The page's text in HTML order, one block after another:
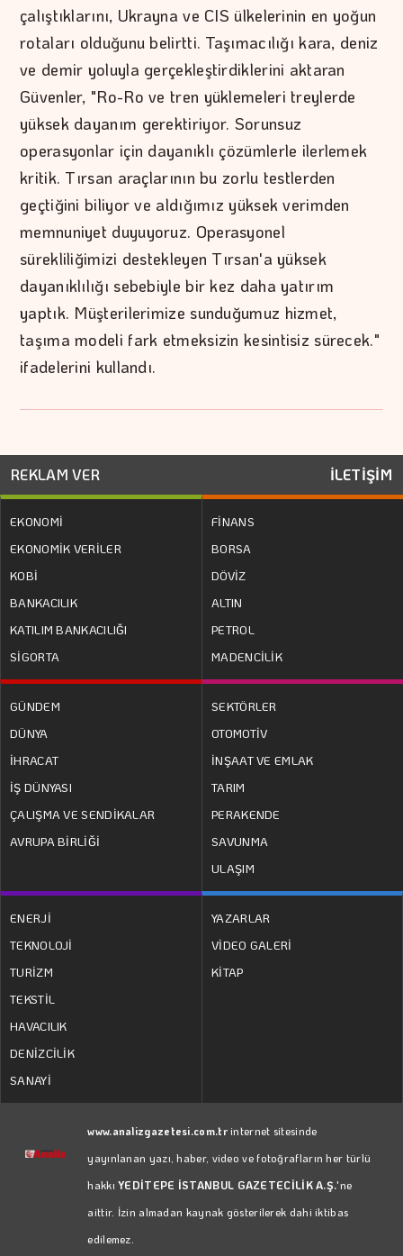
çalıştıklarını, Ukrayna ve CIS ülkelerinin en yoğun
rotaları olduğunu belirtti. Taşımacılığı kara, deniz
ve demir yoluyla gerçekleştirdiklerini aktaran
Güvenler, "Ro-Ro ve tren yüklemeleri treylerde
yüksek dayanım gerektiriyor. Sorunsuz
operasyonlar için dayanıklı çözümlerle ilerlemek
kritik. Tırsan araçlarının bu zorlu testlerden
geçtiğini biliyor ve aldığımız yüksek verimden
memnuniyet duyuyoruz. Operasyonel
sürekliliğimizi destekleyen Tırsan'a yüksek
dayanıklılığı sebebiyle bir kez daha yatırım
yaptık. Müşterilerimize sunduğumuz hizmet,
taşıma modeli fark etmeksizin kesintisiz sürecek."
ifadelerini kullandı.
REKLAM VER İLETİŞİM
EKONOMİ
EKONOMİK VERİLER
KOBİ
BANKACILIK
KATILIM BANKACILIĞI
SİGORTA
FİNANS
BORSA
DÖVİZ
ALTIN
PETROL
MADENCİLİK
GÜNDEM
DÜNYA
İHRACAT
İŞ DÜNYASI
ÇALIŞMA VE SENDİKALAR
AVRUPA BİRLİĞİ
SEKTÖRLER
OTOMOTİV
İNŞAAT VE EMLAK
TARIM
PERAKENDE
SAVUNMA
ULAŞIM
ENERJİ
TEKNOLOJİ
TURİZM
TEKSTİL
HAVACILIK
DENİZCİLİK
SANAYİ
YAZARLAR
VİDEO GALERİ
KİTAP
www.analizgazetesi.com.trinternet sitesinde
yayınlanan yazı, haber, video ve fotoğrafların her türlü
hakkıYEDİTEPE İSTANBUL GAZETECİLİK A.Ş.'ne
aittir. İzin almadan kaynak gösterilerek dahi iktibas
edilemez.